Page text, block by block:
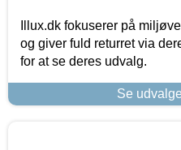
Illux.dk fokuserer på
og giver fuld returret via
for at se deres udvalg.
Se